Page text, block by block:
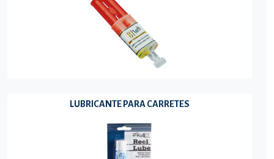
LUBRICANTE PARA CARRETES